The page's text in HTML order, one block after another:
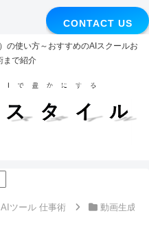
CONTACT US
の使い方～おすすめのAIスクールお
まで紹介
AIツール 仕事術 動画生成